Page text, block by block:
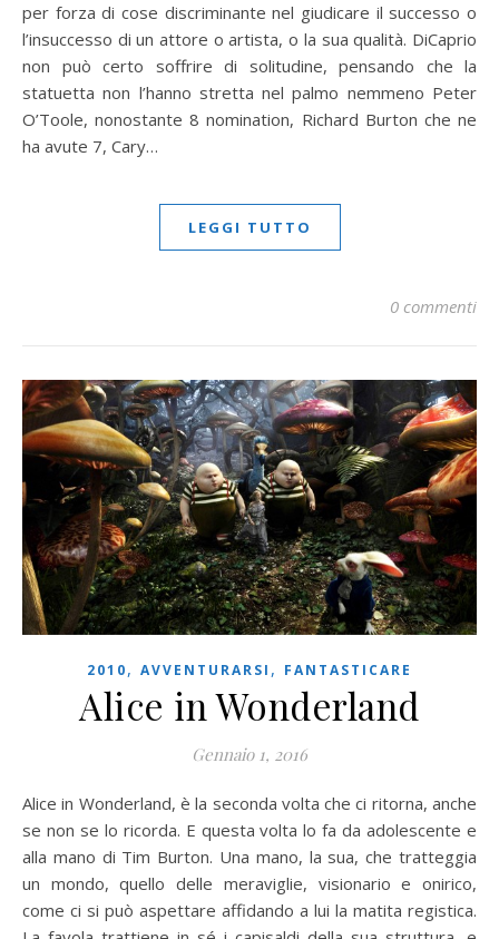
per forza di cose discriminante nel giudicare il successo o
l’insuccesso di un attore o artista, o la sua qualità. DiCaprio
non può certo soffrire di solitudine, pensando che la
statuetta non l’hanno stretta nel palmo nemmeno Peter
O’Toole, nonostante 8 nomination, Richard Burton che ne
ha avute 7, Cary…
LEGGI TUTTO
0 commenti
2010, AVVENTURARSI , FANTASTICARE
Alice in Wonderland
Gennaio 1, 2016
Alice in Wonderland, è la seconda volta che ci ritorna, anche
se non se lo ricorda. E questa volta lo fa da adolescente e
alla mano di Tim Burton. Una mano, la sua, che tratteggia
un mondo, quello delle meraviglie, visionario e onirico,
come ci si può aspettare affidando a lui la matita registica.